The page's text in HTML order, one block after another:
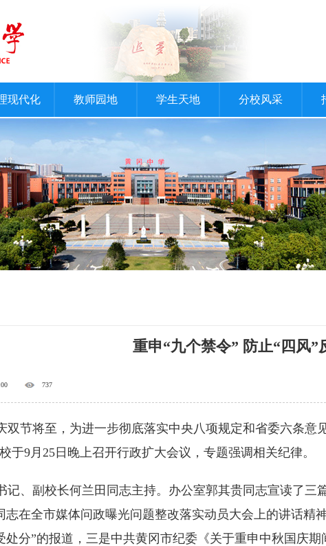
现代化 教师园地 学生天地 分校风采
重申“九个禁令” 防止“四风”
737
节将至，为进一步彻底落实中央八项规定和省委六条意
于9月25日晚上召开行政扩大会议，专题强调相关纪律。
、副校长何兰田同志主持。办公室郭其贵同志宣读了三
志在全市媒体问政曝光问题整改落实动员大会上的讲话精
处分”的报道，三是中共黄冈市纪委《关于重申中秋国庆期